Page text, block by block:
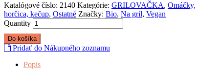
Katalógové číslo: 2140 Kategórie: GRILOVAČKA, Omáčky,
horčica, kečup, Ostatné Značky: Bio, Na gril, Vegan
Quantity
Do košíka
Pridať do Nákupného zoznamu
Popis